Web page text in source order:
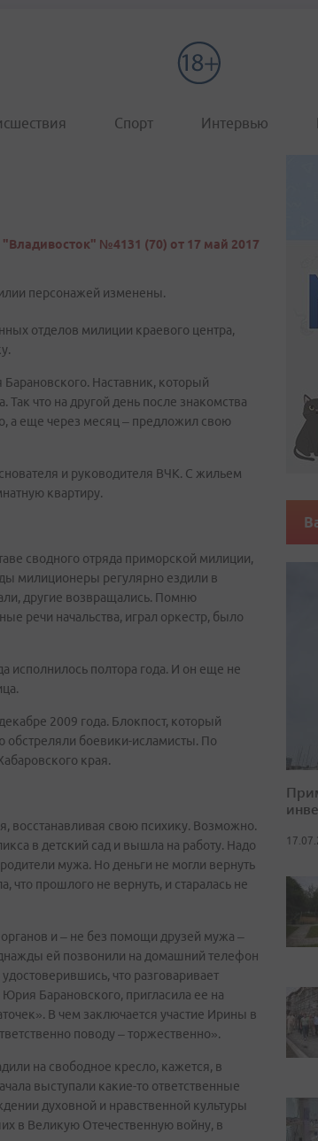
Спорт Интервью
"Владивосток" №4131 (70) от 17 май 2017
персонажей изменены.
отделов милиции краевого центра,
Наставник, который
Так что на другой день после знакомства
а еще через месяц – предложил свою
и руководителя ВЧК. С жильем
квартиру.
сводного отряда приморской милиции,
милиционеры регулярно ездили в
другие возвращались. Помню
речи начальства, играл оркестр, было
полтора года. И он еще не
2009 года. Блокпост, который
обстреляли боевики-исламисты. По
края.
восстанавливая свою психику. Возможно.
в детский сад и вышла на работу. Надо
мужа. Но деньги не могли вернуть
прошлого не вернуть, и старалась не
и – не без помощи друзей мужа –
ей позвонили на домашний телефон
что разговаривает
Барановского, пригласила ее на
В чем заключается участие Ирины в
поводу – торжественно».
на свободное кресло, кажется, в
выступали какие-то ответственные
духовной и нравственной культуры
в Великую Отечественную войну, в